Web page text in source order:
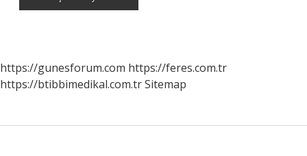
https://gunesforum.com https://feres.com.tr
https://btibbimedikal.com.trSitemap